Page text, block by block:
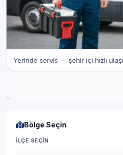
Yerinde servis — şehir içi hızlı
Bölge Seçin
İLÇE SEÇIN